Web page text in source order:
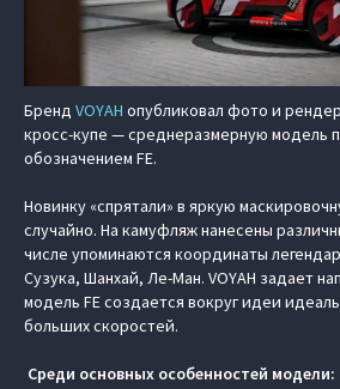
Бренд VOYAH опубликовал фото и
кросс-купе — среднеразмерную модель
обозначением FE.
Новинку «спрятали» в яркую
случайно. На камуфляж нанесены
числе упоминаются координаты
Сузука, Шанхай, Ле-Ман. VOYAH задает
модель FE создается вокруг идеи
больших скоростей.
Среди основных особенностей модели: